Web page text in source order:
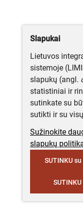
Slapukai
Lietuvos
sistemoje
slapukų (angl.
statistiniai ir
sutinkate su
sutikti ir su
Sužinokite
slapukų
SUTINKU